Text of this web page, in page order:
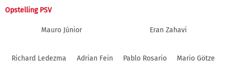
Opstelling PSV
Mauro Júnior Eran Zahavi
Richard Ledezma Adrian Fein Pablo Rosario Mario Götze